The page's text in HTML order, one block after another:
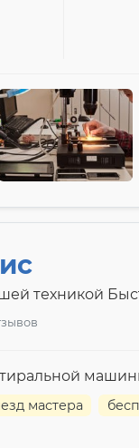
техникой
мастера